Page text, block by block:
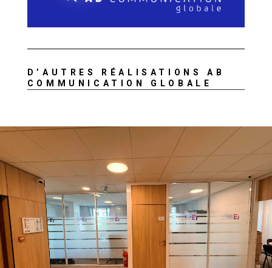
D’AUTRES RÉALISATIONS AB
COMMUNICATION GLOBALE